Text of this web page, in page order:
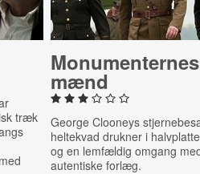
træk
Monu­men­ter­nes
mænd
George Clooneys
heltekvad drukner i
og en lemfældig omgang
autentiske forlæg.